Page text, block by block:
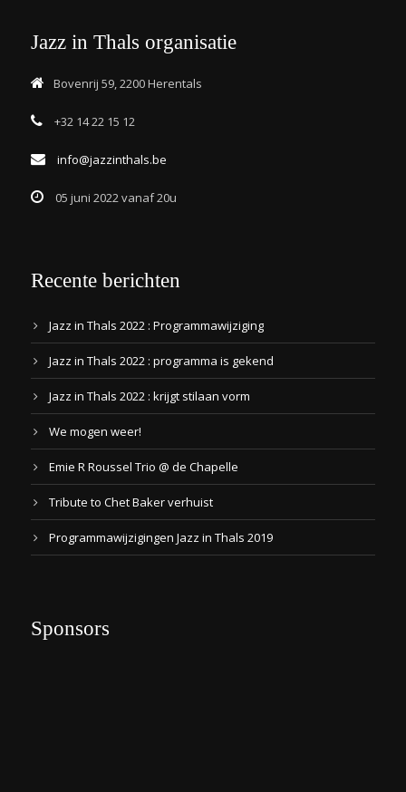
Jazz in Thals organisatie
Bovenrij 59, 2200 Herentals
+32 14 22 15 12
info@jazzinthals.be
05 juni 2022 vanaf 20u
Recente berichten
Jazz in Thals 2022 : Programmawijziging
Jazz in Thals 2022 : programma is gekend
Jazz in Thals 2022 : krijgt stilaan vorm
We mogen weer!
Emie R Roussel Trio @ de Chapelle
Tribute to Chet Baker verhuist
Programmawijzigingen Jazz in Thals 2019
Sponsors